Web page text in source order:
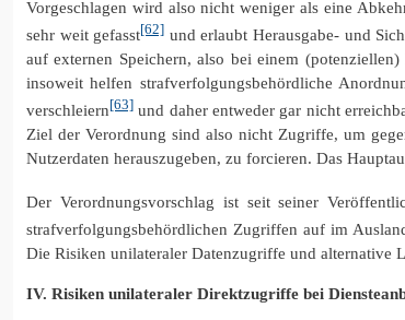
Vorgeschlagen wird also nicht weniger als eine
sehr weit gefasst[62] und erlaubt Herausgabe- und
auf externen Speichern, also bei einem
insoweit helfen strafverfolgungsbehördliche
verschleiern[63] und daher entweder gar nicht
Ziel der Verordnung sind also nicht Zugriffe, um
Nutzerdaten herauszugeben, zu forcieren. Das
Der Verordnungsvorschlag ist seit seiner
strafverfolgungsbehördlichen Zugriffen auf im
Die Risiken unilateraler Datenzugriffe und alternative
IV. Risiken unilateraler Direktzugriffe bei